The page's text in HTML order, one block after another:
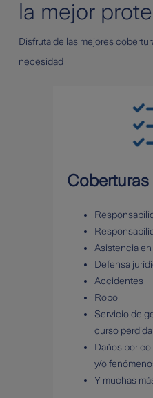
la mejor
Disfruta de las mejores
necesidad
Asistencia
Defensa
Accidentes
Robo
Servicio de
curso
Daños por
y/o
Y muchas